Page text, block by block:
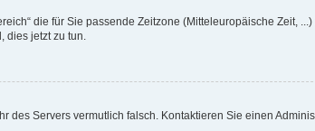
die für Sie passende Zeitzone (Mitteleuropäische Zeit,
dies jetzt zu tun.
Servers vermutlich falsch. Kontaktieren Sie einen